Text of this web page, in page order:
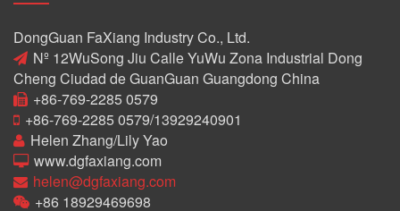
DongGuan FaXiang Industry Co., Ltd.
Nº 12WuSong Jiu Calle YuWu Zona Industrial Dong
Cheng Ciudad de GuanGuan Guangdong China
+86-769-2285 0579
+86-769-2285 0579/13929240901
Helen Zhang/Lily Yao
www.dgfaxiang.com
helen@dgfaxiang.com
+86 18929469698